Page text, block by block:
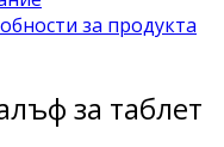
за продукта
за таблет